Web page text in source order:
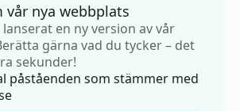
vår nya webbplats
en ny version av vår
gärna vad du tycker – det
sekunder!
påståenden som stämmer med